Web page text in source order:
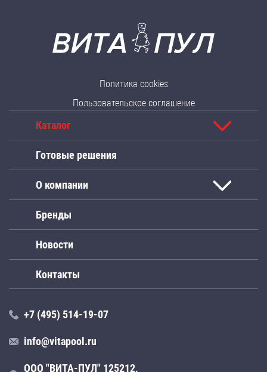
Политика cookies
Пользовательское соглашение
Каталог
Готовые решения
О компании
Бренды
Новости
Контакты
+7 (495) 514-19-07
info@vitapool.ru
ООО "ВИТА-ПУЛ" 125212,